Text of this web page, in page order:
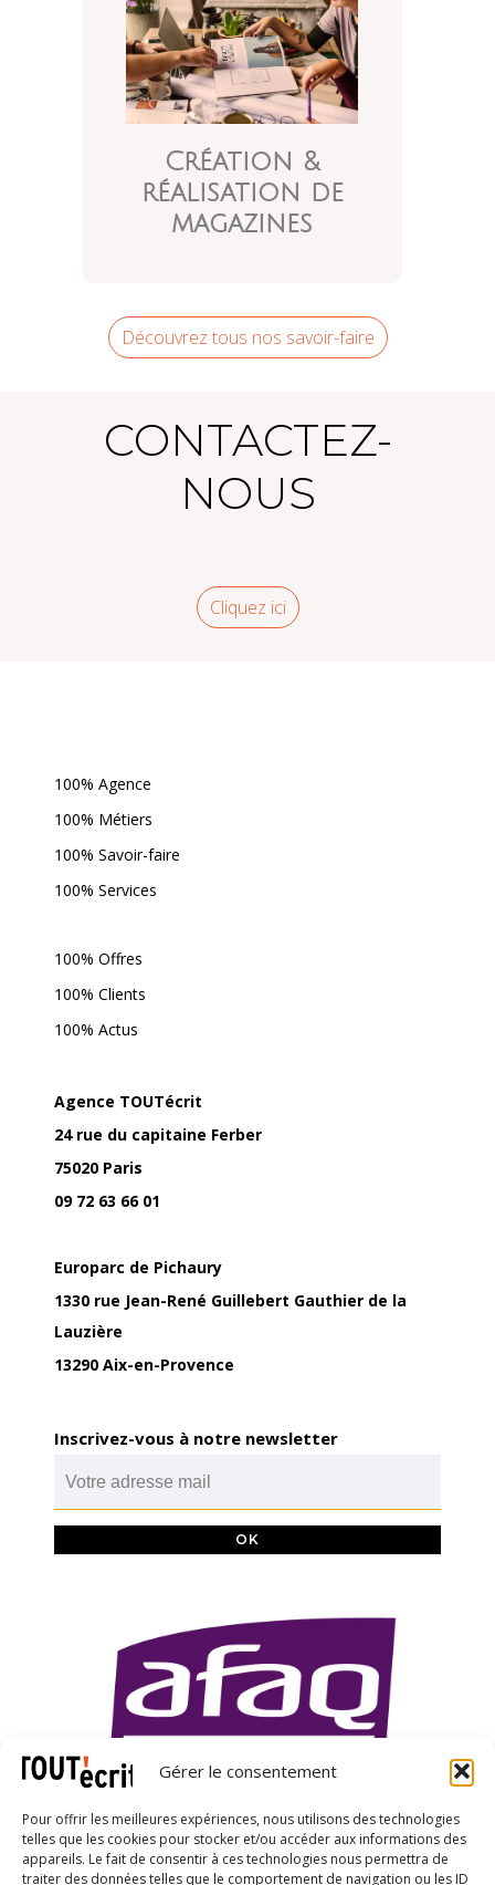
Gérer le consentement
Pour offrir les meilleures expériences, nous utilisons des technologies
telles que les cookies pour stocker et/ou accéder aux informations des
appareils. Le fait de consentir à ces technologies nous permettra de
traiter des données telles que le comportement de navigation ou les ID
Création &
réalisation de
magazines
Découvrez tous nos savoir-faire
CONTACTEZ-
NOUS
Cliquez ici
100% Agence
100% Métiers
100% Savoir-faire
100% Services
100% Offres
100% Clients
100% Actus
Agence TOUTécrit
24 rue du capitaine Ferber
75020 Paris
09 72 63 66 01
Europarc de Pichaury
1330 rue Jean-René Guillebert Gauthier de la
Lauzière
13290 Aix-en-Provence
Inscrivez-vous à notre newsletter